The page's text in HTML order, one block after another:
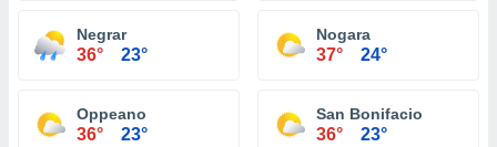
Negrar
36° 23°
Nogara
37° 24°
Oppeano
36° 23°
San Bonifacio
36° 23°